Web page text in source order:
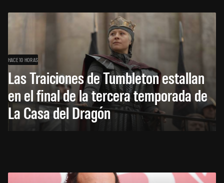
HACE 10 HORAS
Las Traiciones de Tumbleton estallan
en el final de la tercera temporada de
La Casa del Dragón